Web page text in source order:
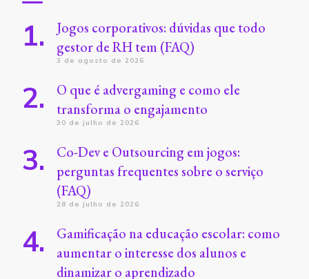
Jogos corporativos: dúvidas que todo
gestor de RH tem (FAQ)
3 de agosto de 2026
O que é advergaming e como ele
transforma o engajamento
30 de julho de 2026
Co-Dev e Outsourcing em jogos:
perguntas frequentes sobre o serviço
(FAQ)
28 de julho de 2026
Gamificação na educação escolar: como
aumentar o interesse dos alunos e
dinamizar o aprendizado